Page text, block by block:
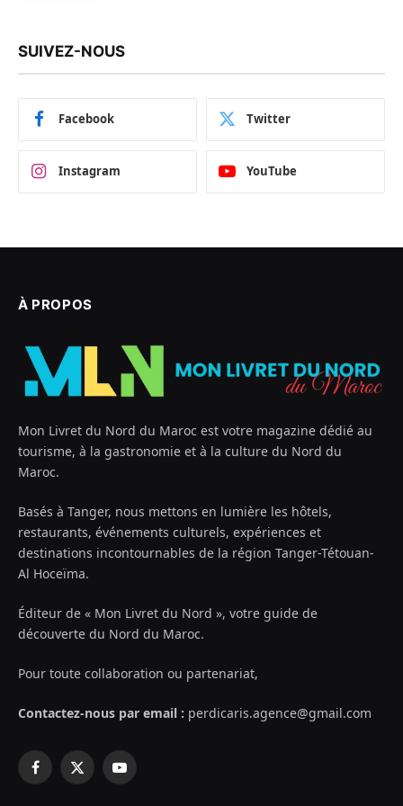
SUIVEZ-NOUS
Facebook Twitter
Instagram YouTube
À PROPOS
Mon Livret du Nord du Maroc est votre magazine dédié au
tourisme, à la gastronomie et à la culture du Nord du
Maroc.
Basés à Tanger, nous mettons en lumière les hôtels,
restaurants, événements culturels, expériences et
destinations incontournables de la région Tanger-Tétouan-
Al Hoceïma.
Éditeur de « Mon Livret du Nord », votre guide de
découverte du Nord du Maroc.
Pour toute collaboration ou partenariat,
Contactez-nous par email : perdicaris.agence@gmail.com
Facebook
X
YouTube